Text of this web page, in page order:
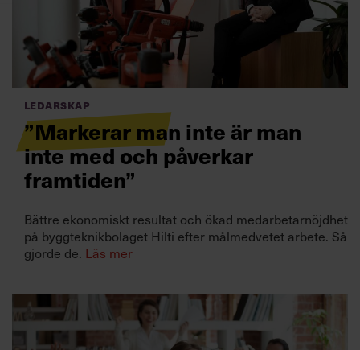
Logga in
Villkor och policy för
personuppgiftsbehandling
Sök
Ledarskap
”Markerar man inte är man
inte med och påverkar
framtiden”
Bättre ekonomiskt resultat och ökad medarbetarnöjdhet
på byggteknikbolaget Hilti efter målmedvetet arbete. Så
gjorde de. Läs mer